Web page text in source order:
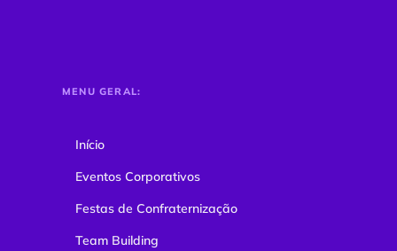
MENU GERAL:
Início
Eventos Corporativos
Festas de Confraternização
Team Building